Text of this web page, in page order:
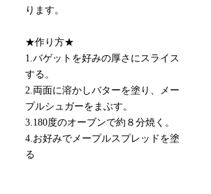
ります。
★作り方★
1.バゲットを好みの厚さにスライス
する。
2.両面に溶かしバターを塗り、メー
プルシュガーをまぶす。
3.180度のオーブンで約８分焼く。
4.お好みでメープルスプレッドを塗
る